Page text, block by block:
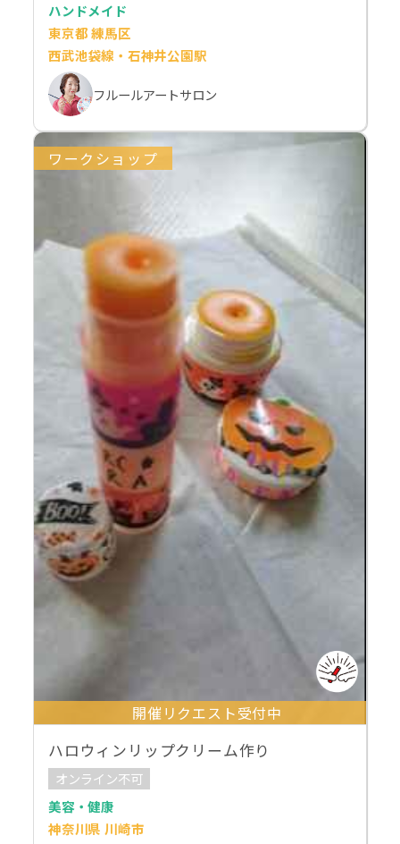
ハンドメイド
東京都 練馬区
西武池袋線・石神井公園駅
フルールアートサロン
ワークショップ
開催リクエスト受付中
ハロウィンリップクリーム作り
オンライン不可
美容・健康
神奈川県 川崎市